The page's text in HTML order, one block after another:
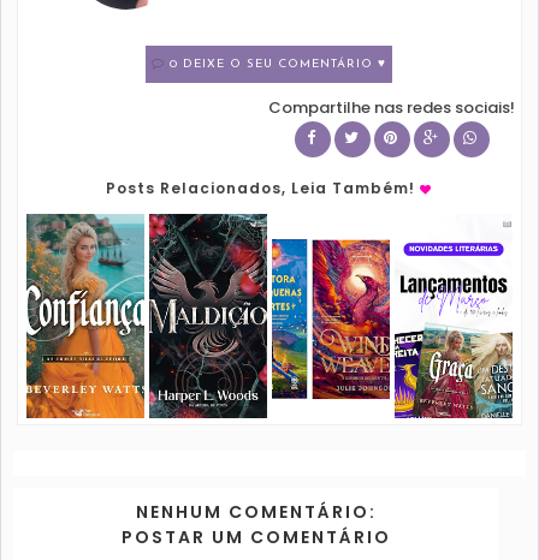
0 DEIXE O SEU COMENTÁRIO ♥
Compartilhe nas redes sociais!
Posts Relacionados, Leia Também!
NENHUM COMENTÁRIO:
POSTAR UM COMENTÁRIO